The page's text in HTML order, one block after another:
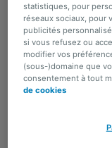
Qui est
cotisation
Vous devez
sociale,
statistiques, pour
réseaux sociaux, pour
publicités
si vous refusez ou
modifier vos
(sous-)domaine que
consentement à tout
de cookies